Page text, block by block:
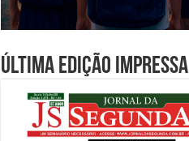
Última edição impressa